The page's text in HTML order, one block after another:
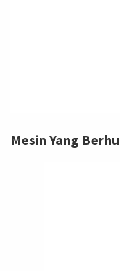
Mesin Yang